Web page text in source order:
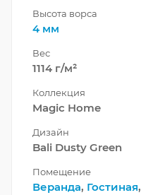
Высота ворса
4 мм
Вес
1114 г/м²
Коллекция
Magic Home
Дизайн
Bali Dusty Green
Помещение
Веранда, Гостиная,